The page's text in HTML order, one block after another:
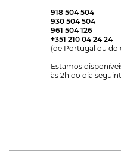
918 504 504
930 504 504
961 504 126
+351 210 04 24 24
(de Portugal ou do
Estamos
às 2h do dia